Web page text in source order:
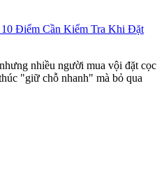
Điểm Cần Kiểm Tra Khi Đặt
nhiều người mua vội đặt cọc
"giữ chỗ nhanh" mà bỏ qua